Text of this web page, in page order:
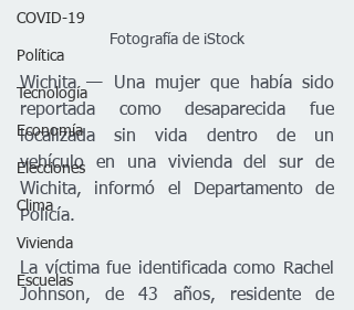
COVID-19
Política
Tecnología
Economía
Elecciones
Clima
Vivienda
Escuelas
Fotografía de iStock
Wichita — Una mujer que había sido
reportada como desaparecida fue
localizada sin vida dentro de un
vehículo en una vivienda del sur de
Wichita, informó el Departamento de
Policía.
La víctima fue identificada como Rachel
Johnson, de 43 años, residente de